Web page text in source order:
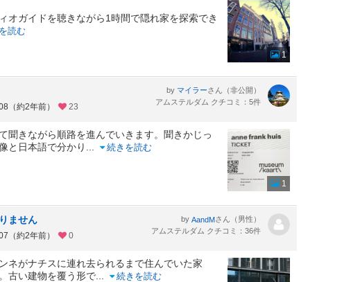
オガイドを聴きながら1時間で隠れ家を探索でき
読む
1
（約2年前） 23
by マイラーさん（非公開）
アムステルダム クチコミ：5件
聞きながら順路を進んでいきます。聞きかじっ
と日本語で分かり
続きを読む
1
ません
（約2年前） 0
by AandMさん（男性）
アムステルダム クチコミ：36件
ネがナチスに連れ去られるまで住んでいた家
古い建物を覆う形で
続きを読む